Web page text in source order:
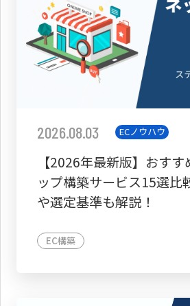
2026.08.03 ECノウハウ
【2026年最新版】おす
ップ構築サービス15選比
や選定基準も解説！
EC構築